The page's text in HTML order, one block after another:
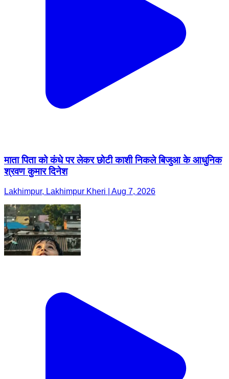
माता पिता को कंधे पर लेकर छोटी काशी निकले बिजुआ के आधुनिक
श्रवण कुमार दिनेश
Lakhimpur, Lakhimpur Kheri | Aug 7, 2026